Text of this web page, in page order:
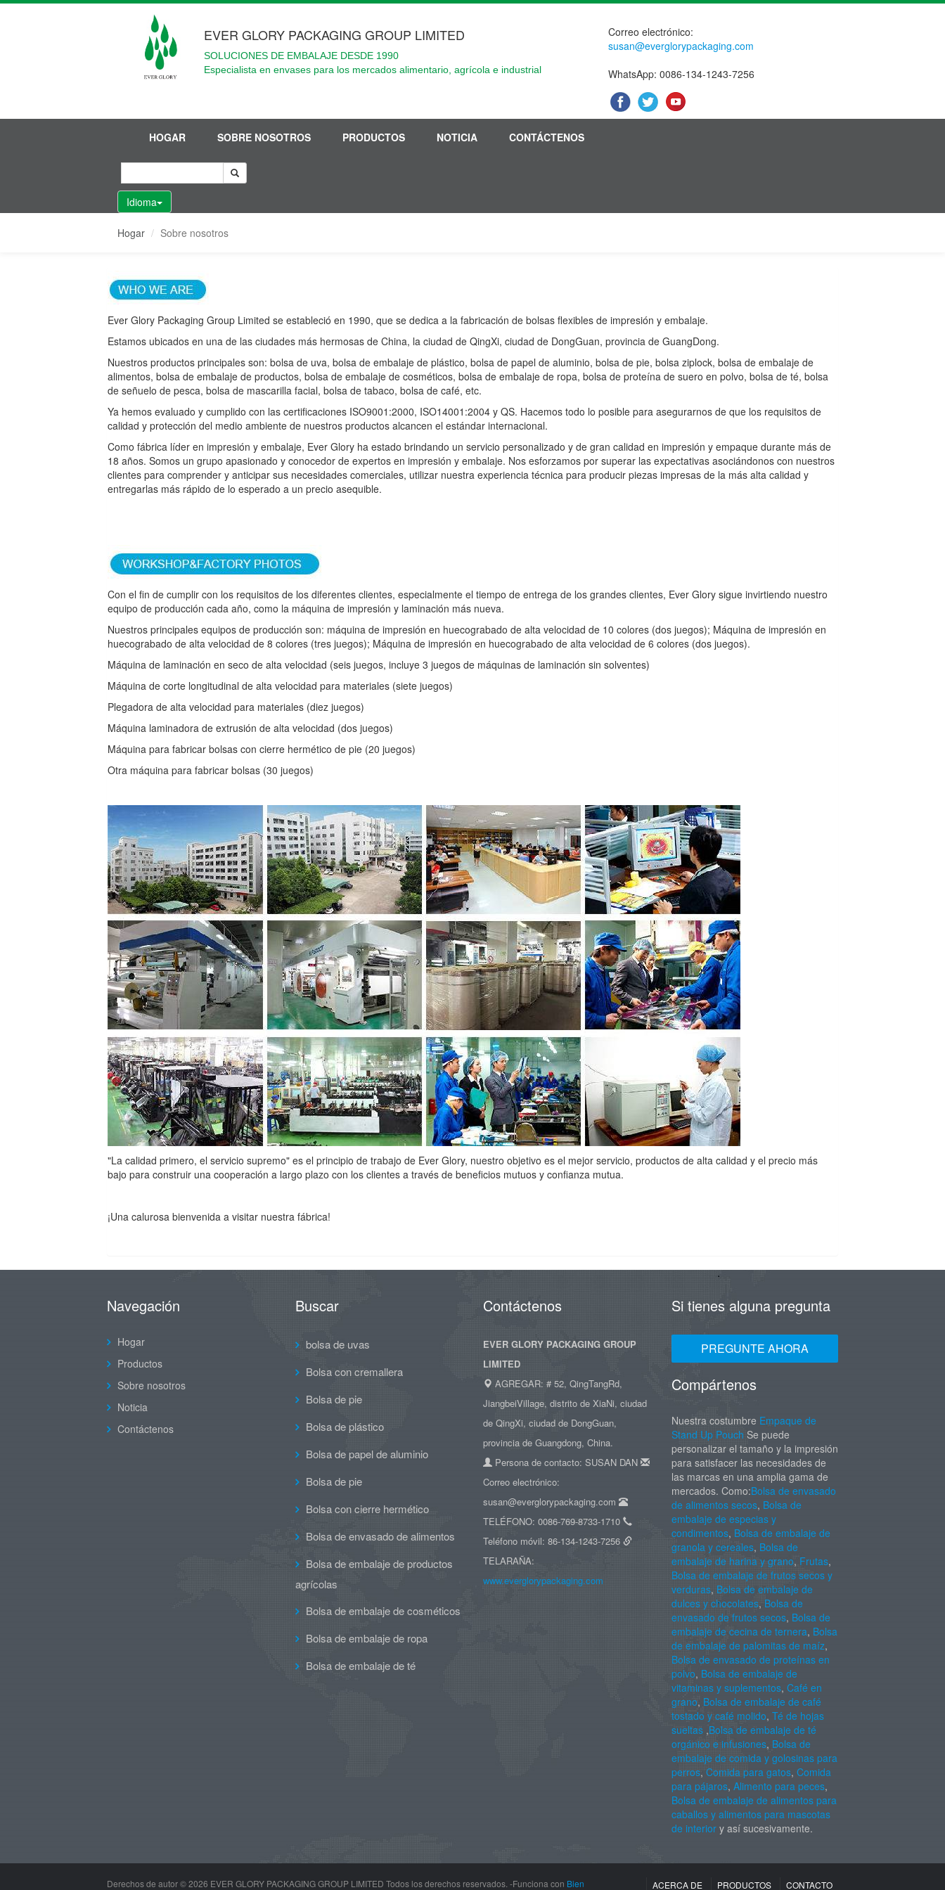
EVER GLORY PACKAGING GROUP LIMITED
SOLUCIONES DE EMBALAJE DESDE 1990
Especialista en envases para los mercados alimentario, agrícola e industrial
Correo electrónico:
susan@everglorypackaging.com
WhatsApp: 0086-134-1243-7256
HOGAR SOBRE NOSOTROS PRODUCTOS NOTICIA CONTÁCTENOS
Idioma
Hogar Sobre nosotros
Ever Glory Packaging Group Limited se estableció en 1990, que se dedica a la fabricación de bolsas flexibles de impresión y embalaje.
Estamos ubicados en una de las ciudades más hermosas de China, la ciudad de QingXi, ciudad de DongGuan, provincia de GuangDong.
Nuestros productos principales son: bolsa de uva, bolsa de embalaje de plástico, bolsa de papel de aluminio, bolsa de pie, bolsa ziplock, bolsa de embalaje de
alimentos, bolsa de embalaje de productos, bolsa de embalaje de cosméticos, bolsa de embalaje de ropa, bolsa de proteína de suero en polvo, bolsa de té, bolsa
de señuelo de pesca, bolsa de mascarilla facial, bolsa de tabaco, bolsa de café, etc.
Ya hemos evaluado y cumplido con las certificaciones ISO9001:2000, ISO14001:2004 y QS. Hacemos todo lo posible para asegurarnos de que los requisitos de
calidad y protección del medio ambiente de nuestros productos alcancen el estándar internacional.
Como fábrica líder en impresión y embalaje, Ever Glory ha estado brindando un servicio personalizado y de gran calidad en impresión y empaque durante más de
18 años. Somos un grupo apasionado y conocedor de expertos en impresión y embalaje. Nos esforzamos por superar las expectativas asociándonos con nuestros
clientes para comprender y anticipar sus necesidades comerciales, utilizar nuestra experiencia técnica para producir piezas impresas de la más alta calidad y
entregarlas más rápido de lo esperado a un precio asequible.
Con el fin de cumplir con los requisitos de los diferentes clientes, especialmente el tiempo de entrega de los grandes clientes, Ever Glory sigue invirtiendo nuestro
equipo de producción cada año, como la máquina de impresión y laminación más nueva.
Nuestros principales equipos de producción son: máquina de impresión en huecograbado de alta velocidad de 10 colores (dos juegos); Máquina de impresión en
huecograbado de alta velocidad de 8 colores (tres juegos); Máquina de impresión en huecograbado de alta velocidad de 6 colores (dos juegos).
Máquina de laminación en seco de alta velocidad (seis juegos, incluye 3 juegos de máquinas de laminación sin solventes)
Máquina de corte longitudinal de alta velocidad para materiales (siete juegos)
Plegadora de alta velocidad para materiales (diez juegos)
Máquina laminadora de extrusión de alta velocidad (dos juegos)
Máquina para fabricar bolsas con cierre hermético de pie (20 juegos)
Otra máquina para fabricar bolsas (30 juegos)
"La calidad primero, el servicio supremo" es el principio de trabajo de Ever Glory, nuestro objetivo es el mejor servicio, productos de alta calidad y el precio más
bajo para construir una cooperación a largo plazo con los clientes a través de beneficios mutuos y confianza mutua.
¡Una calurosa bienvenida a visitar nuestra fábrica!
Navegación
Hogar
Productos
Sobre nosotros
Noticia
Contáctenos
Buscar
bolsa de uvas
Bolsa con cremallera
Bolsa de pie
Bolsa de plástico
Bolsa de papel de aluminio
Bolsa de pie
Bolsa con cierre hermético
Bolsa de envasado de alimentos
Bolsa de embalaje de productos
agrícolas
Bolsa de embalaje de cosméticos
Bolsa de embalaje de ropa
Bolsa de embalaje de té
Contáctenos
EVER GLORY PACKAGING GROUP
LIMITED
AGREGAR: # 52, QingTangRd,
JiangbeiVillage, distrito de XiaNi, ciudad
de QingXi, ciudad de DongGuan,
provincia de Guangdong, China.
Persona de contacto: SUSAN DAN
Correo electrónico:
susan@everglorypackaging.com
TELÉFONO: 0086-769-8733-1710
Teléfono móvil: 86-134-1243-7256
TELARAÑA:
www.everglorypackaging.com
Si tienes alguna pregunta
PREGUNTE AHORA
Compártenos
Nuestra costumbre Empaque de
Stand Up Pouch Se puede
personalizar el tamaño y la impresión
para satisfacer las necesidades de
las marcas en una amplia gama de
mercados. Como:Bolsa de envasado
de alimentos secos, Bolsa de
embalaje de especias y
condimentos, Bolsa de embalaje de
granola y cereales, Bolsa de
embalaje de harina y grano, Frutas,
Bolsa de embalaje de frutos secos y
verduras, Bolsa de embalaje de
dulces y chocolates, Bolsa de
envasado de frutos secos, Bolsa de
embalaje de cecina de ternera, Bolsa
de embalaje de palomitas de maíz,
Bolsa de envasado de proteínas en
polvo, Bolsa de embalaje de
vitaminas y suplementos, Café en
grano, Bolsa de embalaje de café
tostado y café molido, Té de hojas
sueltas,Bolsa de embalaje de té
orgánico e infusiones, Bolsa de
embalaje de comida y golosinas para
perros, Comida para gatos, Comida
para pájaros, Alimento para peces,
Bolsa de embalaje de alimentos para
caballos y alimentos para mascotas
de interior y así sucesivamente.
Derechos de autor ©2026 EVER GLORY PACKAGING GROUP LIMITED Todos los derechos reservados. -Funciona con Bien
ACERCA DE PRODUCTOS CONTACTO